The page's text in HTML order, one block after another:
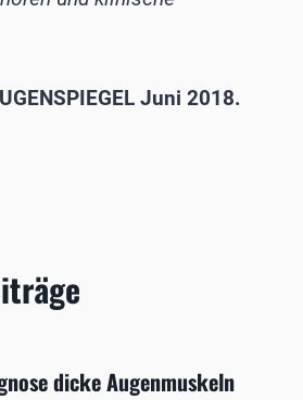
Juni 2018.
dicke Augenmuskeln